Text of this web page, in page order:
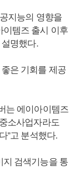
지능의 영향을
이템즈 출시 이후
명했다.
은 기회를 제공
는 에이아이템즈
소사업자라도
”고 분석했다.
지 검색기능을 통